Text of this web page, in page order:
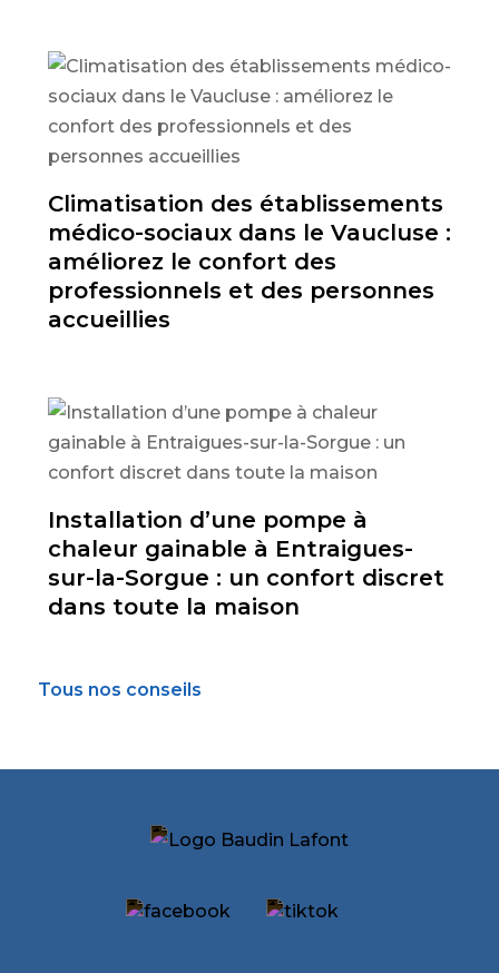
Climatisation des établissements
médico-sociaux dans le Vaucluse :
améliorez le confort des
professionnels et des personnes
accueillies
Installation d’une pompe à
chaleur gainable à Entraigues-
sur-la-Sorgue : un confort discret
dans toute la maison
Tous nos conseils